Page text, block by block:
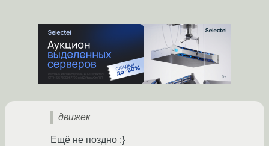
движек
Ещё не поздно :}